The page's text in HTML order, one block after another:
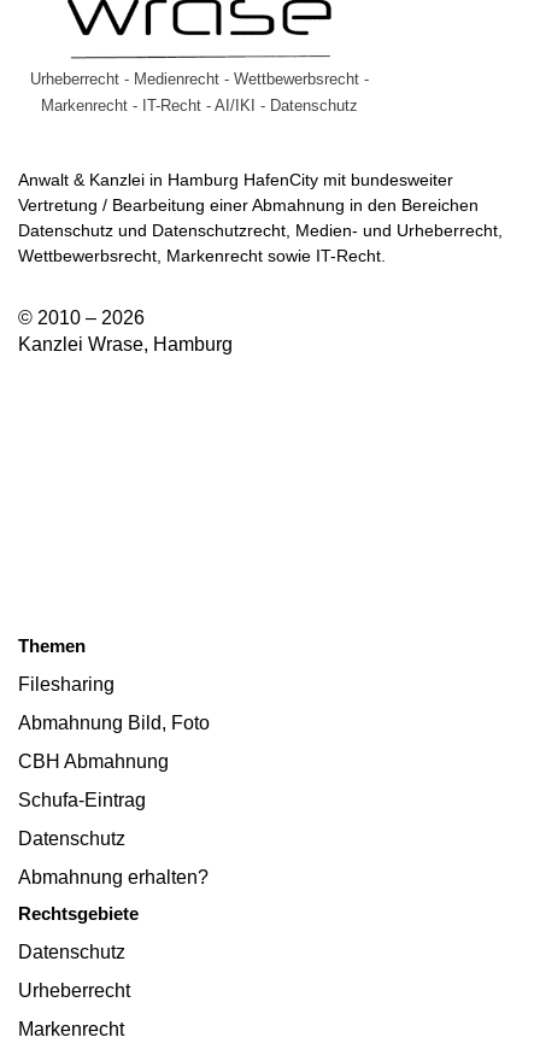
Urheberrecht - Medienrecht - Wettbewerbsrecht -
Markenrecht - IT-Recht - AI/IKI - Datenschutz
Anwalt & Kanzlei in Hamburg HafenCity mit bundesweiter
Vertretung / Bearbeitung einer Abmahnung in den Bereichen
Datenschutz und Datenschutzrecht, Medien- und Urheberrecht,
Wettbewerbsrecht, Markenrecht sowie IT-Recht.
© 2010 – 2026
Kanzlei Wrase, Hamburg
Themen
Filesharing
Abmahnung Bild, Foto
CBH Abmahnung
Schufa-Eintrag
Datenschutz
Abmahnung erhalten?
Rechtsgebiete
Datenschutz
Urheberrecht
Markenrecht